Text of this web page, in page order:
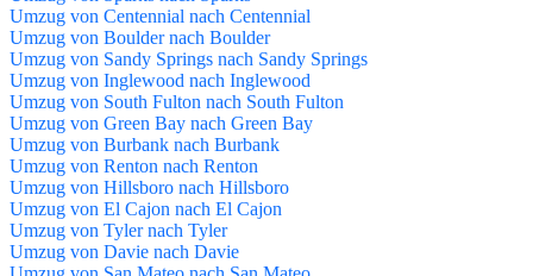
Umzug von Centennial nach Centennial
Umzug von Boulder nach Boulder
Umzug von Sandy Springs nach Sandy Springs
Umzug von Inglewood nach Inglewood
Umzug von South Fulton nach South Fulton
Umzug von Green Bay nach Green Bay
Umzug von Burbank nach Burbank
Umzug von Renton nach Renton
Umzug von Hillsboro nach Hillsboro
Umzug von El Cajon nach El Cajon
Umzug von Tyler nach Tyler
Umzug von Davie nach Davie